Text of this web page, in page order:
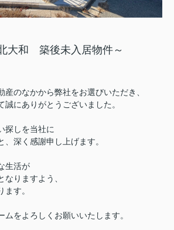
大和 築後未入居物件～
産のなかから弊社をお選びいただき、
誠にありがとうございました。
探しを当社に
、深く感謝申し上げます。
生活が
りますよう、
す。
ムをよろしくお願いいたします。